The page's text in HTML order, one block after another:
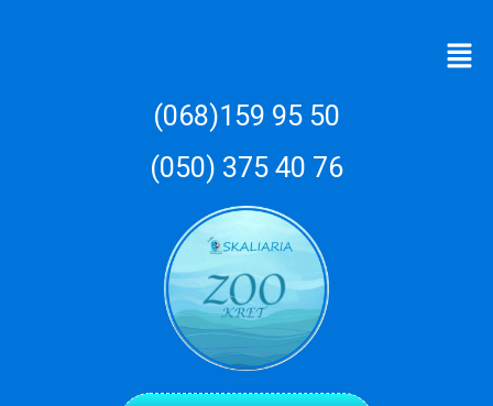
(068)159 95 50
(050) 375 40 76